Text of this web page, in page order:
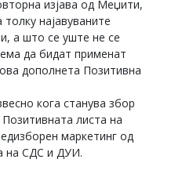
изјава од Меџити,
најавуваните
а што се уште не се
да бидат применат
дополнета Позитивна
кога станува збор
листа на
маркетинг од
на СДС и ДУИ.